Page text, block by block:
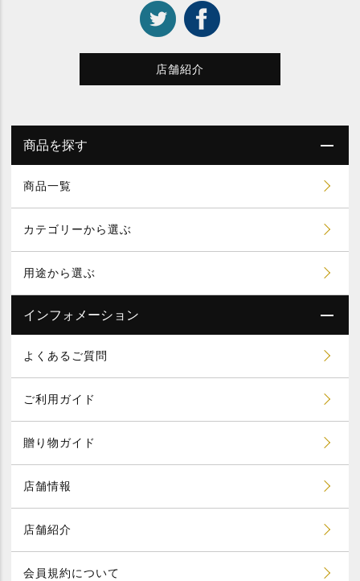
店舗紹介
商品を探す
商品一覧
カテゴリーから選ぶ
用途から選ぶ
インフォメーション
よくあるご質問
ご利用ガイド
贈り物ガイド
店舗情報
店舗紹介
会員規約について